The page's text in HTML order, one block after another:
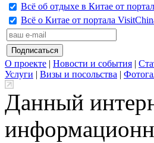
Всё об отдыхе в Китае от
Всё о Китае от портала
О проекте | Новости и события |
Услуги | Визы и посольства |
Данный